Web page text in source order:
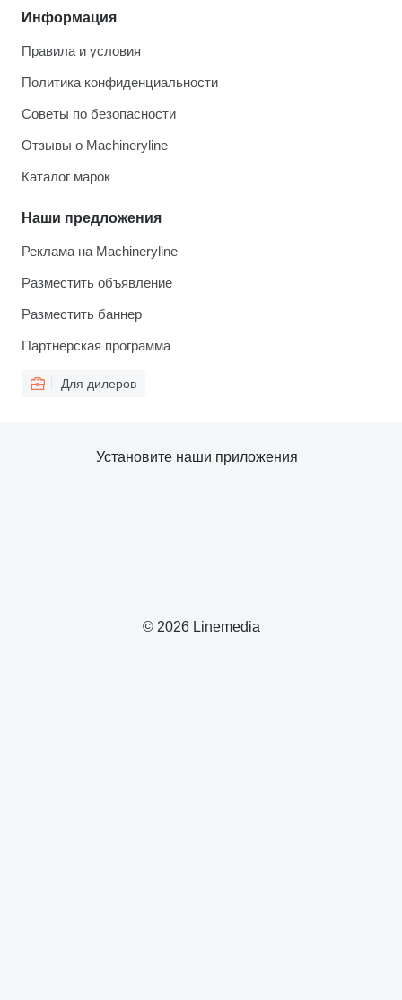
Информация
Правила и условия
Политика конфиденциальности
Советы по безопасности
Отзывы о Machineryline
Каталог марок
Наши предложения
Реклама на Machineryline
Разместить объявление
Разместить баннер
Партнерская программа
Для дилеров
© 2026 Linemedia
Установите наши приложения